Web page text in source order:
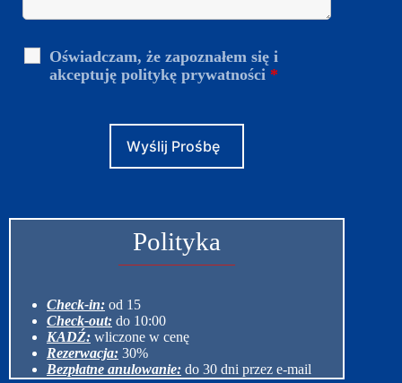
Oświadczam, że zapoznałem się i
akceptuję politykę prywatności *
Polityka
Check-in: od 15
Check-out: do 10:00
KADŹ: wliczone w cenę
Rezerwacja: 30%
Bezpłatne anulowanie: do 30 dni przez e-mail